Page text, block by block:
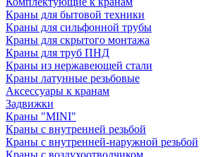
Краны для бытовой техники
Краны для сильфонной трубы
Краны для скрытого монтажа
Краны для труб ПНД
Краны из нержавеющей стали
Краны латунные резьбовые
Аксессуары к кранам
Задвижки
Краны "MINI"
Краны с внутренней резьбой
Краны с внутренней-наружной резьбой
Краны с воздухоотводчиком